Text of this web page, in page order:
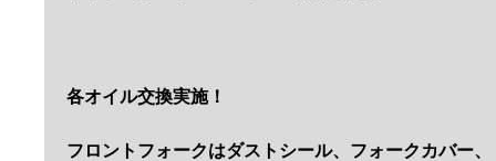
各オイル交換実施！
フロントフォークはダストシール、フォークカバー、